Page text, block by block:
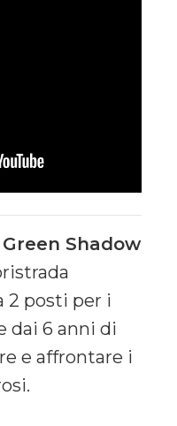
Shadow
2 posti per i
dai 6 anni di
e affrontare i